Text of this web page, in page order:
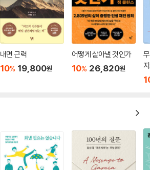
내면 근력
10% 19,800원
어떻게 살아낼 것인가
10% 26,820원